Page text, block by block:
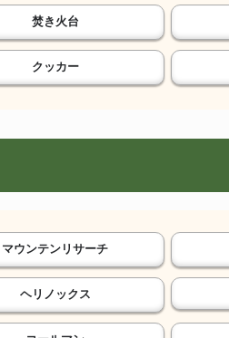
焚き火台
クッカー
マウンテンリサーチ
ヘリノックス